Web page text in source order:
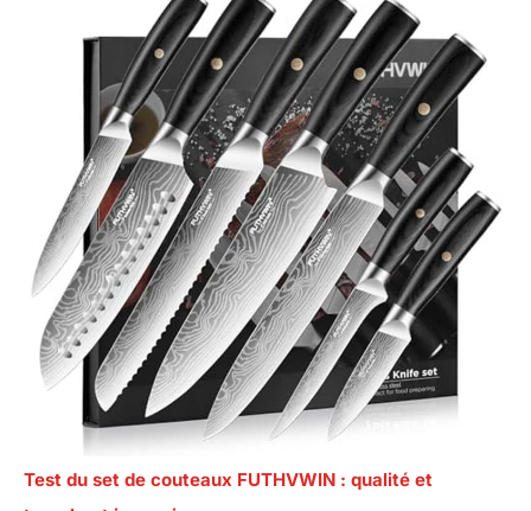
Test du set de couteaux FUTHVWIN : qualité et